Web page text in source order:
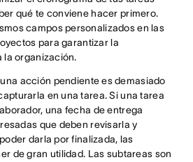
qué te conviene hacer primero.
campos personalizados en las
para garantizar la
la organización.
acción pendiente es demasiado
en una tarea. Si una tarea
una fecha de entrega
que deben revisarla y
darla por finalizada, las
de gran utilidad. Las subtareas son